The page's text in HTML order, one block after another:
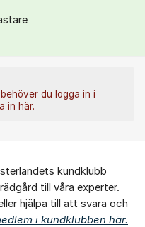
du logga in i
in här.
kundklubb
till våra experter.
hjälpa till att svara och
i kundklubben här.